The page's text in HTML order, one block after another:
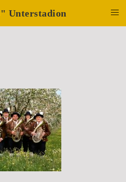
Unterstadion
Menü